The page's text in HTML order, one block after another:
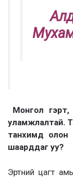
Монгол
уламжлалтай.
танхимд олон
шаарддаг уу?
Эртний цагт